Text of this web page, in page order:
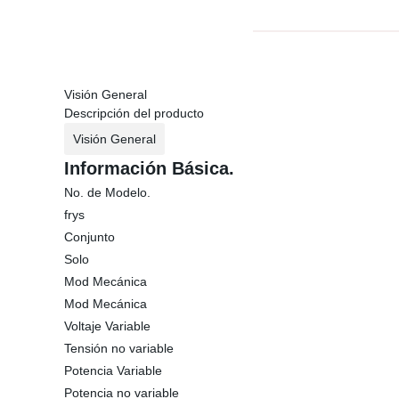
Visión General
Descripción del producto
Visión General
Información Básica.
No. de Modelo.
frys
Conjunto
Solo
Mod Mecánica
Mod Mecánica
Voltaje Variable
Tensión no variable
Potencia Variable
Potencia no variable